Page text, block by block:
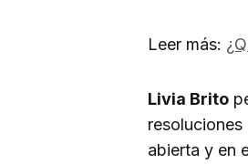
Leer más:
Livia Brito
abierta y en